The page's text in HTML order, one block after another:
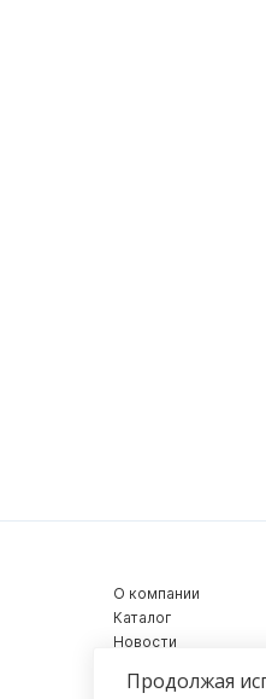
О компании
Каталог
Новости
Продолжая